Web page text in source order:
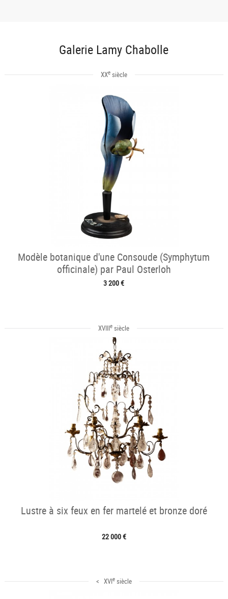
Galerie Lamy Chabolle
XXesiècle
Modèle botanique d'une Consoude (Symphytum
officinale) par Paul Osterloh
3 200 €
XVIIIe siècle
Lustre à six feux en fer martelé et bronze doré
22 000 €
< XVIesiècle